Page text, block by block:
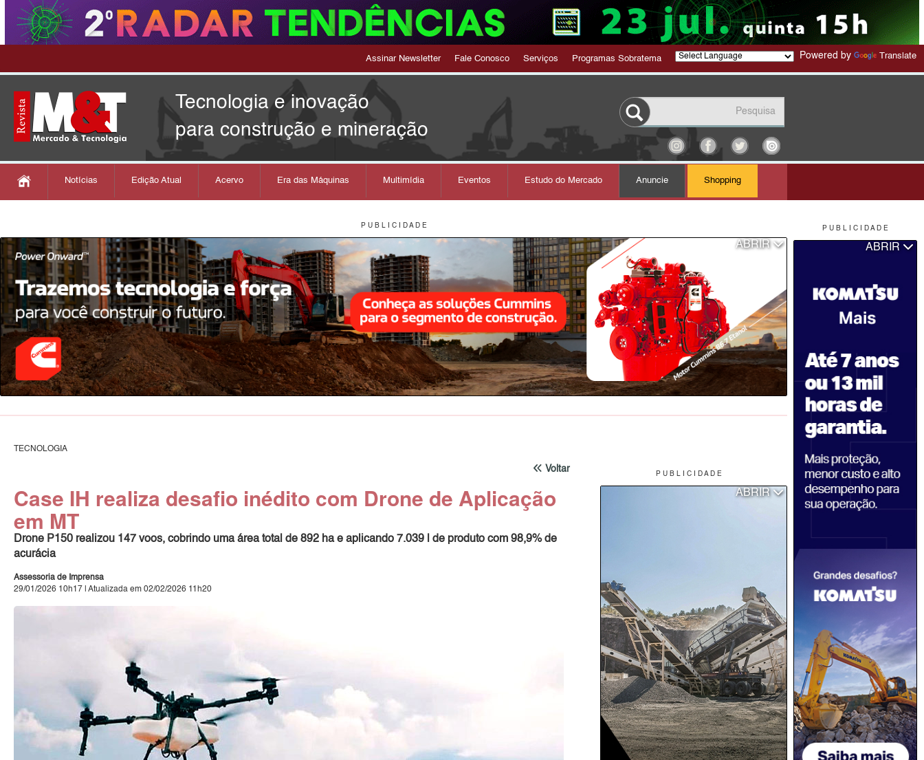
P U B L I C I D A D E
ABRIR
Assinar Newsletter Fale Conosco Serviços Programas Sobratema Powered by Translate
Tecnologia e inovação
para construção e mineração
Notícias Edição Atual Acervo Era das Máquinas Multimídia Eventos Estudo do Mercado Anuncie Shopping
P U B L I C I D A D E
ABRIR
TECNOLOGIA
Voltar
Case IH realiza desafio inédito com Drone de Aplicação
em MT
Drone P150 realizou 147 voos, cobrindo uma área total de 892 ha e aplicando 7.039 l de produto com 98,9% de
acurácia
Assessoria de Imprensa
29/01/2026 10h17 | Atualizada em 02/02/2026 11h20
P U B L I C I D A D E
ABRIR